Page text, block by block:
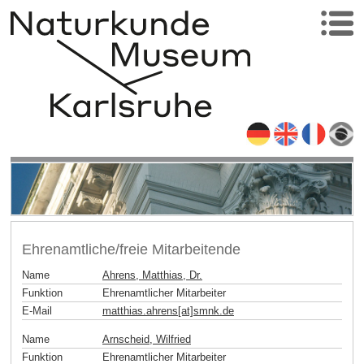
Ehrenamtliche/freie Mitarbeitende
Name
Ahrens, Matthias, Dr.
Funktion
Ehrenamtlicher Mitarbeiter
E-Mail
matthias.ahrens[at]smnk.de
Name
Arnscheid, Wilfried
Funktion
Ehrenamtlicher Mitarbeiter